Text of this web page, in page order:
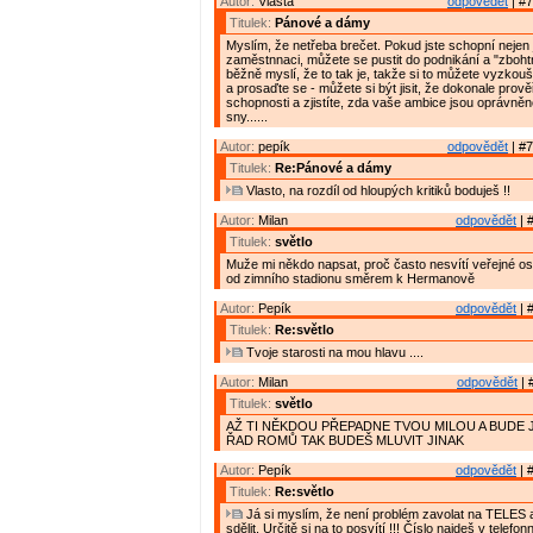
Titulek: Pánové a dámy
Myslím, že netřeba brečet. Pokud jste schopní nejen
zaměstnnaci, můžete se pustit do podnikání a
běžně myslí, že to tak je, takže si to můžete
a prosaďte se - můžete si být jisit, že dokonale
schopnosti a zjistíte, zda vaše ambice jsou
sny......
odpovědět |
Autor: pepík
Titulek: Re:Pánové a dámy
Vlasto, na rozdíl od hloupých kritiků boduješ !!
odpovědět |
Autor: Milan
Titulek: světlo
Muže mi někdo napsat, proč často nesvítí veřejné
od zimního stadionu směrem k Hermanově
odpovědět |
Autor: Pepík
Titulek: Re:světlo
Tvoje starosti na mou hlavu ....
odpovědět |
Autor: Milan
Titulek: světlo
AŽ TI NĚKDOU PŘEPADNE TVOU MILOU A BUDE
ŘAD ROMŮ TAK BUDEŠ MLUVIT JINAK
odpovědět |
Autor: Pepík
Titulek: Re:světlo
Já si myslím, že není problém zavolat na TELES
sdělit. Určitě si na to posvítí !!! Číslo najdeš v